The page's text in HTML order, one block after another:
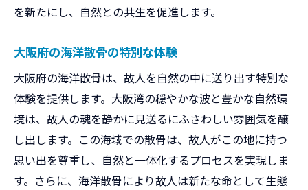
を新たにし、自然との共生を促進します。
大阪府の海洋散骨の特別な体験
大阪府の海洋散骨は、故人を自然の中に送り出す特別な
体験を提供します。大阪湾の穏やかな波と豊かな自然環
境は、故人の魂を静かに見送るにふさわしい雰囲気を醸
し出します。この海域での散骨は、故人がこの地に持つ
思い出を尊重し、自然と一体化するプロセスを実現しま
す。さらに、海洋散骨により故人は新たな命として生態